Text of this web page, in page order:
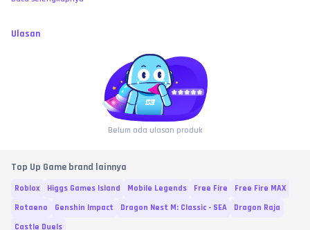
Ulasan
Belum ada ulasan produk
Top Up Game brand lainnya
Roblox Higgs Games Island Mobile Legends Free Fire
Free Fire MAX
Rotaeno
Genshin Impact Dragon Nest M: Classic - SEA
Dragon Raja
Castle Duels